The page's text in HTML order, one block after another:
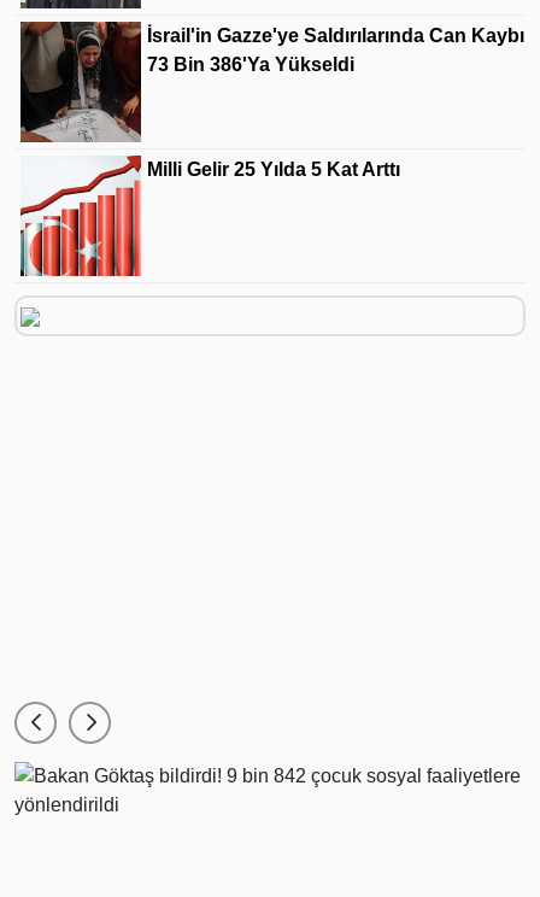
İsrail'in Gazze'ye Saldırılarında Can Kaybı
73 Bin 386'ya Yükseldi
Milli Gelir 25 Yılda 5 Kat Arttı